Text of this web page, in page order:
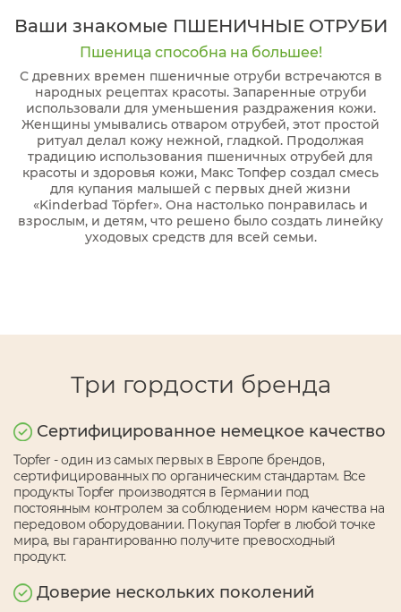
Ваши знакомые ПШЕНИЧНЫЕ ОТРУБИ
Пшеница способна на большее!
С древних времен пшеничные отруби встречаются в
народных рецептах красоты. Запаренные отруби
использовали для уменьшения раздражения кожи.
Женщины умывались отваром отрубей, этот простой
ритуал делал кожу нежной, гладкой. Продолжая
традицию использования пшеничных отрубей для
красоты и здоровья кожи, Макс Топфер создал смесь
для купания малышей с первых дней жизни
«Kinderbad Töpfer». Она настолько понравилась и
взрослым, и детям, что решено было создать линейку
уходовых средств для всей семьи.
Три гордости бренда
Сертифицированное немецкое качество
Topfer - один из самых первых в Европе брендов,
сертифицированных по органическим стандартам. Все
продукты Topfer производятся в Германии под
постоянным контролем за соблюдением норм качества на
передовом оборудовании. Покупая Topfer в любой точке
мира, вы гарантированно получите превосходный
продукт.
Доверие нескольких поколений